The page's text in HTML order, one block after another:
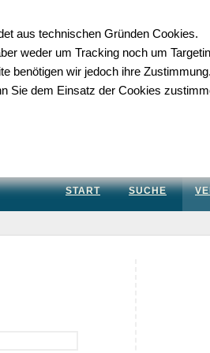
START SUCHE
aus technischen Gründen Cookies.
weder um Tracking noch um
benötigen wir jedoch ihre Zustimmung.
Sie dem Einsatz der Cookies